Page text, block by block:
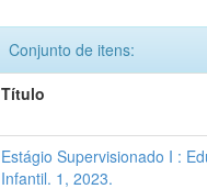
Conjunto de itens:
Título
Estágio Supervisionado I :
Infantil. 1, 2023.